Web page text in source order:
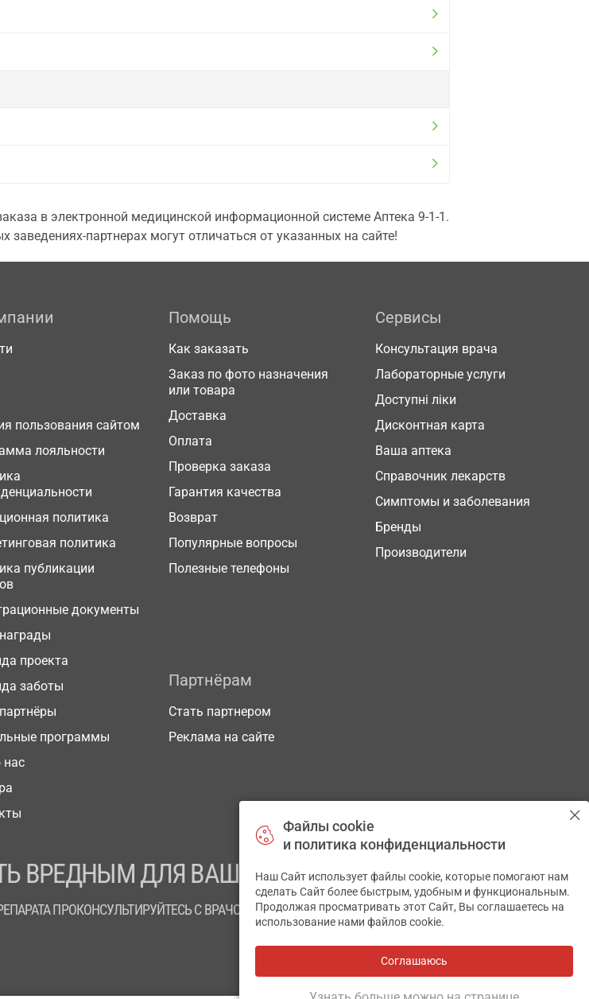
в электронной медицинской информационной системе Аптека 9-1-1.
партнерах могут отличаться от указанных на сайте!
пользования сайтом
лояльности
политика
политика
публикации
документы
проекта
заботы
программы
Помощь
Как заказать
Заказ по фото назначения
или товара
Доставка
Оплата
Проверка заказа
Гарантия качества
Возврат
Популярные вопросы
Полезные телефоны
Сервисы
Консультация врача
Лабораторные услуги
Доступні ліки
Дисконтная карта
Ваша аптека
Справочник лекарств
Симптомы и заболевания
Бренды
Производители
Партнёрам
Стать партнером
Реклама на сайте
ВРЕДНЫМ ДЛЯ ВАШЕГО ЗДОРОВЬЯ
ПРОКОНСУЛЬТИРУЙТЕСЬ С ВРАЧОМ
Файлы cookie
и политика конфиденциальности
Наш Сайт использует файлы cookie, которые помогают нам
сделать Сайт более быстрым, удобным и функциональным.
Продолжая просматривать этот Сайт, Вы соглашаетесь на
использование нами файлов cookie.
Соглашаюсь
✕